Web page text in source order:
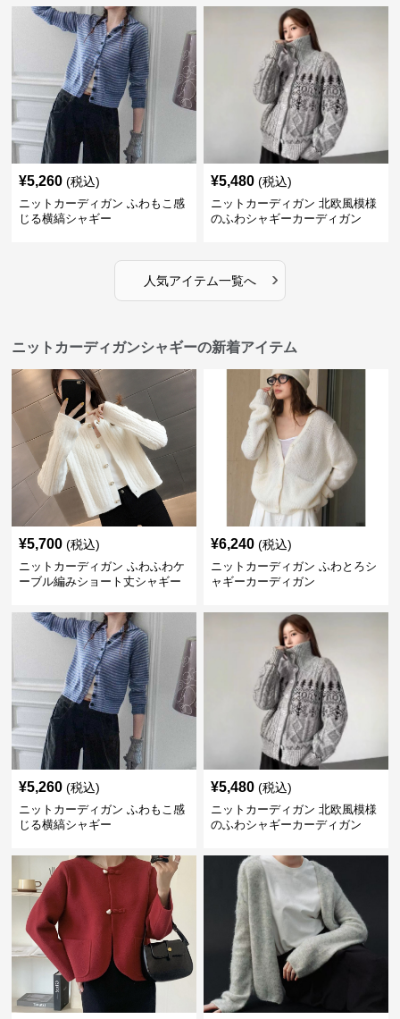
¥5,260 (税込)
ニットカーディガン ふわもこ感
じる横縞シャギー
¥5,480 (税込)
ニットカーディガン 北欧風模様
のふわシャギーカーディガン
人気アイテム一覧へ ›
ニットカーディガンシャギーの新着アイテム
¥5,700 (税込)
ニットカーディガン ふわふわケ
ーブル編みショート丈シャギー
¥6,240 (税込)
ニットカーディガン ふわとろシ
ャギーカーディガン
¥5,260 (税込)
ニットカーディガン ふわもこ感
じる横縞シャギー
¥5,480 (税込)
ニットカーディガン 北欧風模様
のふわシャギーカーディガン